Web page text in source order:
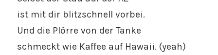
ist mit dir blitzschnell vorbei.
Und die Plörre von der Tanke
schmeckt wie Kaffee auf Hawaii. (yeah)